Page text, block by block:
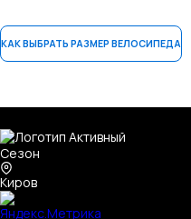
КАК ВЫБРАТЬ РАЗМЕР ВЕЛОСИПЕДА
Киров